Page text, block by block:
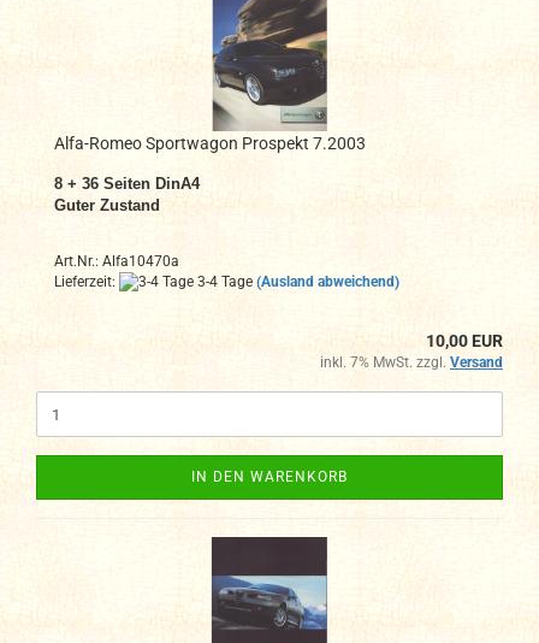
Alfa-Romeo Sportwagon Prospekt 7.2003
8 + 36 Seiten DinA4
Guter Zustand
Art.Nr.: Alfa10470a
Lieferzeit:
3-4 Tage (Ausland abweichend)
10,00 EUR
inkl. 7% MwSt. zzgl. Versand
IN DEN WARENKORB